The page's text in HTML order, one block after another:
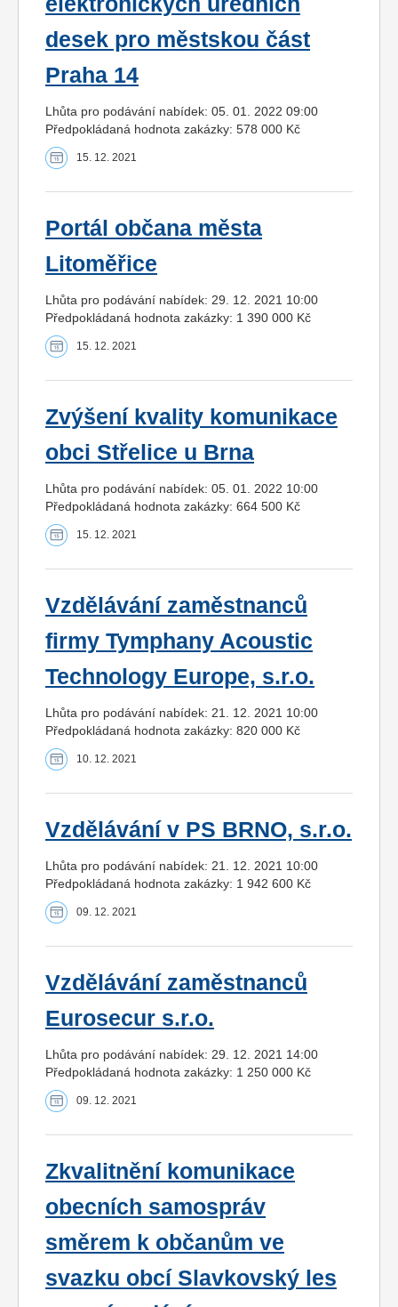
desek pro městskou část
Praha 14
Lhůta pro podávání nabídek: 05. 01. 2022 09:00
Předpokládaná hodnota zakázky: 578 000 Kč
15. 12. 2021
Portál občana města
Litoměřice
Lhůta pro podávání nabídek: 29. 12. 2021 10:00
Předpokládaná hodnota zakázky: 1 390 000 Kč
15. 12. 2021
Zvýšení kvality komunikace
obci Střelice u Brna
Lhůta pro podávání nabídek: 05. 01. 2022 10:00
Předpokládaná hodnota zakázky: 664 500 Kč
15. 12. 2021
Vzdělávání zaměstnanců
firmy Tymphany Acoustic
Technology Europe, s.r.o.
Lhůta pro podávání nabídek: 21. 12. 2021 10:00
Předpokládaná hodnota zakázky: 820 000 Kč
10. 12. 2021
Vzdělávání v PS BRNO, s.r.o.
Lhůta pro podávání nabídek: 21. 12. 2021 10:00
Předpokládaná hodnota zakázky: 1 942 600 Kč
09. 12. 2021
Vzdělávání zaměstnanců
Eurosecur s.r.o.
Lhůta pro podávání nabídek: 29. 12. 2021 14:00
Předpokládaná hodnota zakázky: 1 250 000 Kč
09. 12. 2021
Zkvalitnění komunikace
obecních samospráv
směrem k občanům ve
svazku obcí Slavkovský les